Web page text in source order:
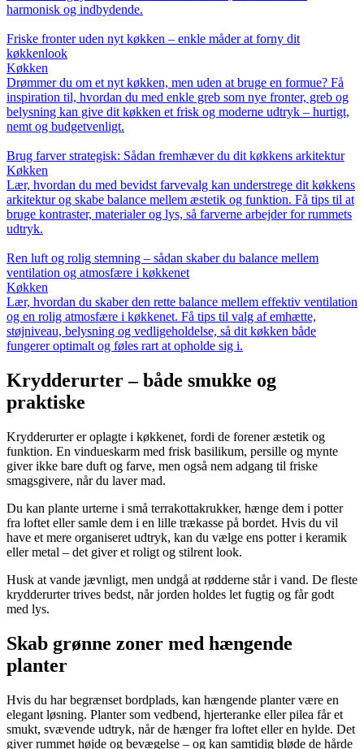
harmonisk og indbydende.
Friske fronter uden nyt køkken – enkle måder at forny dit
køkkenlook
Køkken
Drømmer du om et nyt køkken, men uden at bruge en formue? Få
inspiration til, hvordan du med enkle greb som nye fronter, greb og
belysning kan give dit køkken et frisk og moderne udtryk – hurtigt,
nemt og budgetvenligt.
Brug farver strategisk: Sådan fremhæver du dit køkkens arkitektur
Køkken
Lær, hvordan du med bevidst farvevalg kan understrege dit køkkens
arkitektur og skabe balance mellem æstetik og funktion. Få tips til at
bruge kontraster, materialer og lys, så farverne arbejder for rummets
udtryk.
Ren luft og rolig stemning – sådan skaber du balance mellem
ventilation og atmosfære i køkkenet
Køkken
Lær, hvordan du skaber den rette balance mellem effektiv ventilation
og en rolig atmosfære i køkkenet. Få tips til valg af emhætte,
støjniveau, belysning og vedligeholdelse, så dit køkken både
fungerer optimalt og føles rart at opholde sig i.
Krydderurter – både smukke og
praktiske
Krydderurter er oplagte i køkkenet, fordi de forener æstetik og
funktion. En vindueskarm med frisk basilikum, persille og mynte
giver ikke bare duft og farve, men også nem adgang til friske
smagsgivere, når du laver mad.
Du kan plante urterne i små terrakottakrukker, hænge dem i potter
fra loftet eller samle dem i en lille trækasse på bordet. Hvis du vil
have et mere organiseret udtryk, kan du vælge ens potter i keramik
eller metal – det giver et roligt og stilrent look.
Husk at vande jævnligt, men undgå at rødderne står i vand. De fleste
krydderurter trives bedst, når jorden holdes let fugtig og får godt
med lys.
Skab grønne zoner med hængende
planter
Hvis du har begrænset bordplads, kan hængende planter være en
elegant løsning. Planter som vedbend, hjerteranke eller pilea får et
smukt, svævende udtryk, når de hænger fra loftet eller en hylde. Det
giver rummet højde og bevægelse – og kan samtidig bløde de hårde